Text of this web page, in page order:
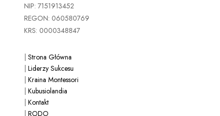
NIP: 7151913452
REGON: 060580769
KRS: 0000348847
| Strona Główna
|Liderzy Sukcesu
|Kraina Montessori
|Kubusiolandia
|Kontakt
|RODO